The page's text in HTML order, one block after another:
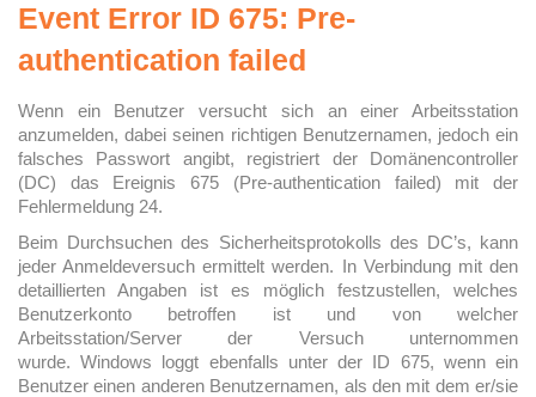
Event Error ID 675: Pre-
authentication failed
Wenn ein Benutzer versucht sich an einer Arbeitsstation
anzumelden, dabei seinen richtigen Benutzernamen, jedoch ein
falsches Passwort angibt, registriert der Domänencontroller
(DC) das Ereignis 675 (Pre-authentication failed) mit der
Fehlermeldung 24.
Beim Durchsuchen des Sicherheitsprotokolls des DC’s, kann
jeder Anmeldeversuch ermittelt werden. In Verbindung mit den
detaillierten Angaben ist es möglich festzustellen, welches
Benutzerkonto betroffen ist und von welcher
Arbeitsstation/Server der Versuch unternommen
wurde. Windows loggt ebenfalls unter der ID 675, wenn ein
Benutzer einen anderen Benutzernamen, als den mit dem er/sie